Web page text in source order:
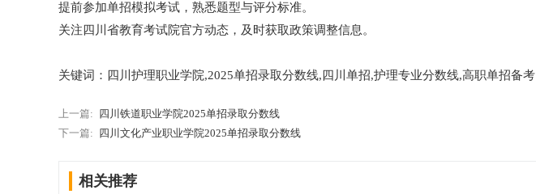
提前参加单招模拟考试，熟悉题型与评分标准。
关注四川省教育考试院官方动态，及时获取政策调整信息。
关键词：四川护理职业学院,2025单招录取分数线,四川单招,护理专业分数线,高职单招备考
上一篇: 四川铁道职业学院2025单招录取分数线
下一篇: 四川文化产业职业学院2025单招录取分数线
相关推荐